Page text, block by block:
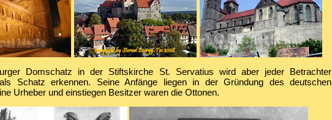
Domschatz in der Stiftskirche St. Servatius wird aber jeder Betrachter
Schatz erkennen. Seine Anfänge liegen in der Gründung des deutschen
Urheber und einstiegen Besitzer waren die Ottonen.